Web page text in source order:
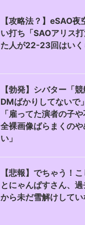
【攻略法？】eSAO夜
い打ち「SAOアリス
た人が22-23回はいく
【勃発】シバター「
DMばかりしてないで
「雇ってた演者の子
全裸画像ばらまくの
い」
【悲報】でちゃう！
とにゃんぱすさん、
から未だ雪解けして